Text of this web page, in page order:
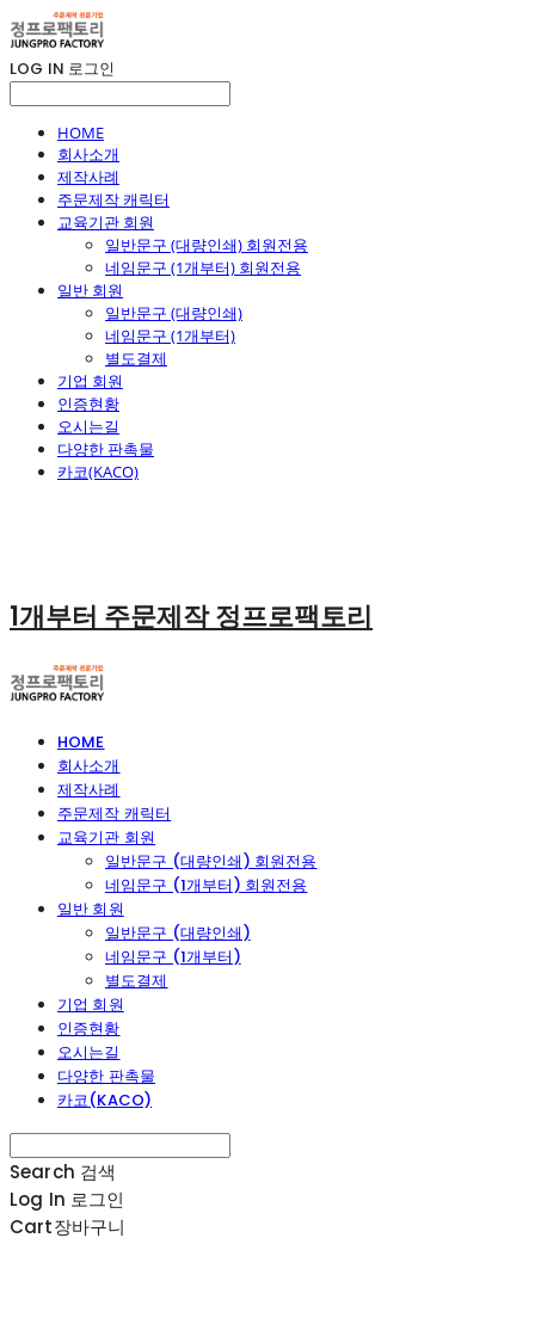
LOG IN 로그인
HOME
회사소개
제작사례
주문제작 캐릭터
교육기관 회원
일반문구 (대량인쇄) 회원전용
네임문구 (1개부터) 회원전용
일반 회원
일반문구 (대량인쇄)
네임문구 (1개부터)
별도결제
기업 회원
인증현황
오시는길
다양한 판촉물
카코(KACO)
1개부터 주문제작 정프로팩토리
HOME
회사소개
제작사례
주문제작 캐릭터
교육기관 회원
일반문구 (대량인쇄) 회원전용
네임문구 (1개부터) 회원전용
일반 회원
일반문구 (대량인쇄)
네임문구 (1개부터)
별도결제
기업 회원
인증현황
오시는길
다양한 판촉물
카코(KACO)
Search 검색
Log In 로그인
Cart장바구니